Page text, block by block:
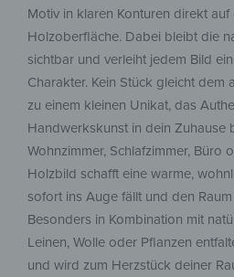
Motiv in klaren Konturen direkt
Holzoberfläche. Dabei bleibt die
sichtbar und verleiht jedem Bild
Charakter. Kein Stück gleicht dem
zu einem kleinen Unikat, das
Handwerkskunst in dein Zuhause
Wohnzimmer, Schlafzimmer, Büro
Holzbild schafft eine warme,
sofort ins Auge fällt und den
Besonders in Kombination mit
Leinen, Wolle oder Pflanzen
und wird zum Herzstück deiner